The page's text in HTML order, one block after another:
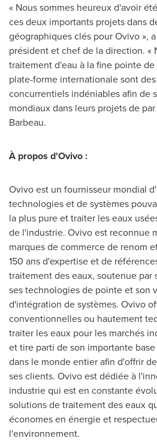
« Nous sommes heureux d'avoir
ces deux importants projets dans
géographiques clés pour Ovivo »,
président et chef de la direction. «
traitement d'eau à la fine pointe
plate-forme internationale sont
concurrentiels indéniables afin de
mondiaux dans leurs projets de
Barbeau.
À propos d'Ovivo :
Ovivo est un fournisseur mondial
technologies et de systèmes
la plus pure et traiter les eaux
de l'industrie. Ovivo est reconnue
marques de commerce de renom
150 ans d'expertise et de
traitement des eaux, soutenue par
ses technologies de pointe et son
d'intégration de systèmes. Ovivo
conventionnelles ou hautement
traiter les eaux pour les marchés
et tire parti de son importante
dans le monde entier afin d'offrir
ses clients. Ovivo est dédiée à
industrie qui est en constante
solutions de traitement des eaux
économes en énergie et
l'environnement.